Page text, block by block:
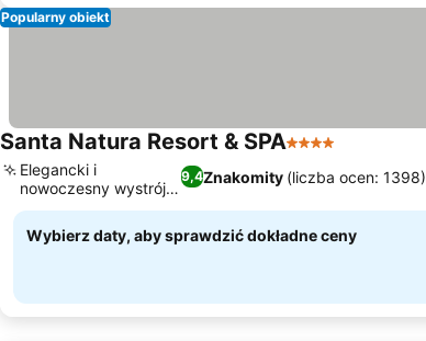
Popularny obiekt
Santa Natura Resort & SPA4 Kategoria
9,4Znakomity (liczba ocen: 1398)
Elegancki i
nowoczesny wystrój
wnętrz
Wybierz daty, aby sprawdzić dokładne ceny